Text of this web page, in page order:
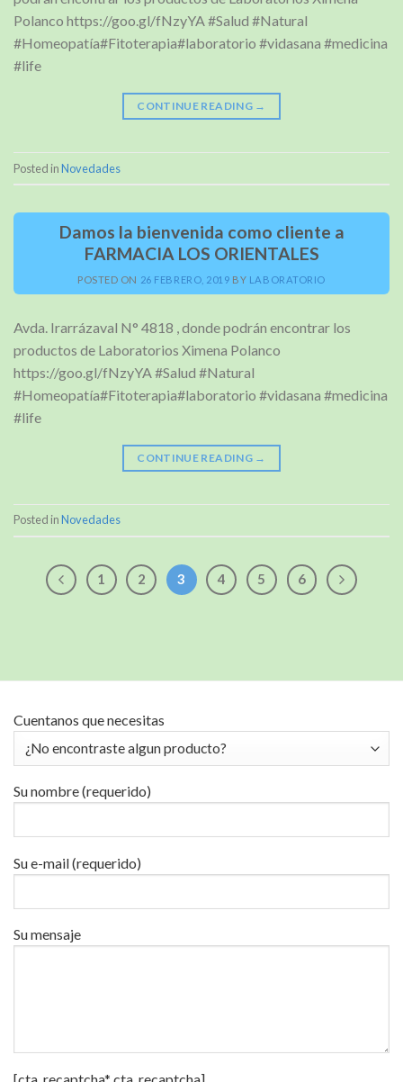
Polanco https://goo.gl/fNzyYA #Salud #Natural
#Homeopatía#Fitoterapia#laboratorio #vidasana #medicina
#life
CONTINUE READING →
Posted inNovedades
Damos la bienvenida como cliente a
FARMACIA LOS ORIENTALES
POSTED ON 26 FEBRERO, 2019 BY LABORATORIO
Avda. Irarrázaval N° 4818 , donde podrán encontrar los
productos de Laboratorios Ximena Polanco
https://goo.gl/fNzyYA #Salud #Natural
#Homeopatía#Fitoterapia#laboratorio #vidasana #medicina
#life
CONTINUE READING →
Posted inNovedades
1 2 3 4 5 6
Cuentanos que necesitas
Su nombre (requerido)
Su e-mail (requerido)
Su mensaje
[cta_recaptcha* cta_recaptcha]